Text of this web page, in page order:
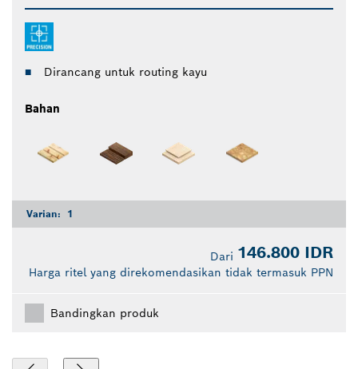
Dirancang untuk routing kayu
Bahan
Varian: 1
Dari 146.800 IDR
Harga ritel yang direkomendasikan tidak termasuk PPN
Bandingkan produk